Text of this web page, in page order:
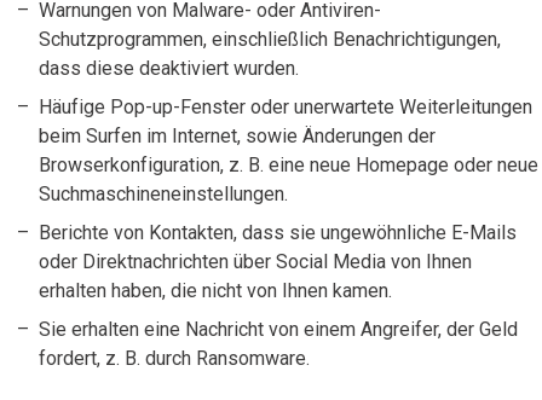
Warnungen von Malware- oder Antiviren-
Schutzprogrammen, einschließlich Benachrichtigungen,
dass diese deaktiviert wurden.
Häufige Pop-up-Fenster oder unerwartete Weiterleitungen
beim Surfen im Internet, sowie Änderungen der
Browserkonfiguration, z. B. eine neue Homepage oder neue
Suchmaschineneinstellungen.
Berichte von Kontakten, dass sie ungewöhnliche E-Mails
oder Direktnachrichten über Social Media von Ihnen
erhalten haben, die nicht von Ihnen kamen.
Sie erhalten eine Nachricht von einem Angreifer, der Geld
fordert, z. B. durch Ransomware.